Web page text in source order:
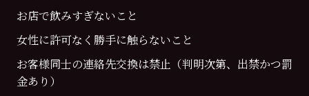
お店で飲みすぎないこと
女性に許可なく勝手に触らないこと
お客様同士の連絡先交換は禁止（判明次第、出禁かつ罰
金あり）